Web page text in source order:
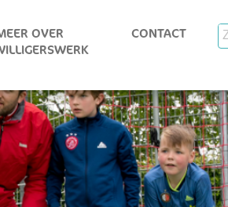
OVER
CONTACT